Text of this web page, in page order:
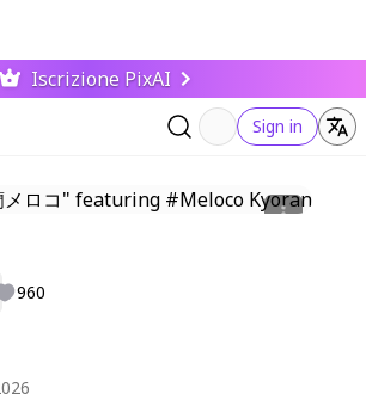
Iscrizione PixAI
Sign in
960